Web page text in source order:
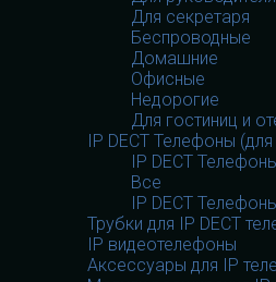
Для секретаря
Беспроводные
Домашние
Офисные
Недорогие
Для гостиниц и
IP DECT Телефоны (для
IP DECT
Все
IP DECT
Трубки для IP DECT
IP видеотелефоны
Аксессуары для IP